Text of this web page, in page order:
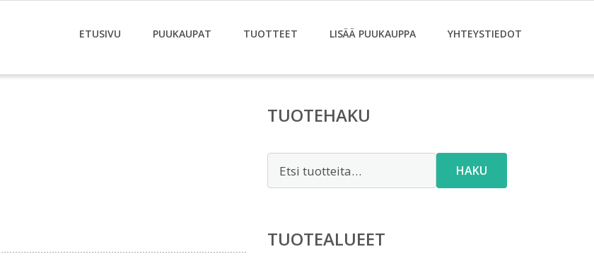
ETUSIVU PUUKAUPAT TUOTTEET LISÄÄ PUUKAUPPA YHTEYSTIEDOT
TUOTEHAKU
HAKU
TUOTEALUEET